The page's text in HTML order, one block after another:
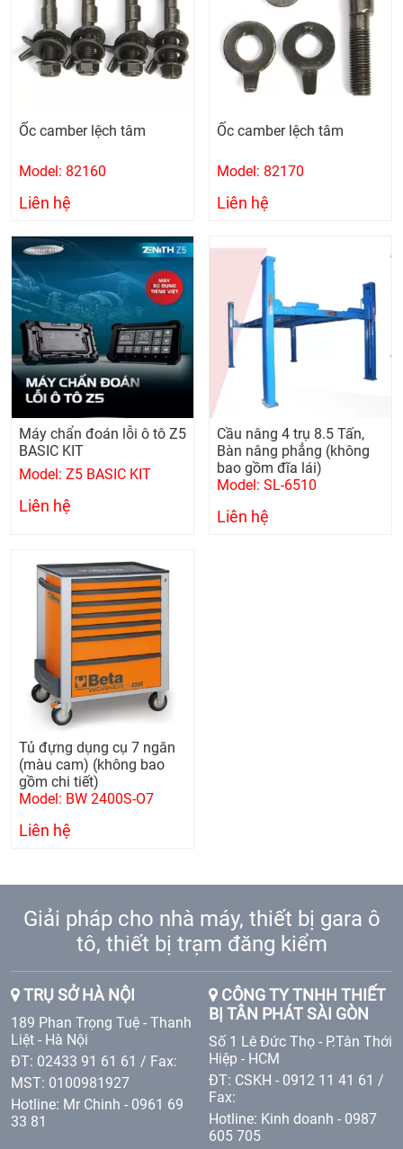
Ốc camber lệch tâm
Model: 82160
Liên hệ
Ốc camber lệch tâm
Model: 82170
Liên hệ
Máy chẩn đoán lỗi ô tô Z5
BASIC KIT
Model: Z5 BASIC KIT
Liên hệ
Cầu nâng 4 trụ 8.5 Tấn,
Bàn nâng phẳng (không
bao gồm đĩa lái)
Model: SL-6510
Liên hệ
Tủ đựng dụng cụ 7 ngăn
(màu cam) (không bao
gồm chi tiết)
Model: BW 2400S-O7
Liên hệ
Giải pháp cho nhà máy, thiết bị gara ô
tô, thiết bị trạm đăng kiểm
TRỤ SỞ HÀ NỘI
189 Phan Trọng Tuệ - Thanh
Liệt - Hà Nội
ĐT: 02433 91 61 61 / Fax:
MST: 0100981927
Hotline: Mr Chinh - 0961 69
33 81
CÔNG TY TNHH THIẾT
BỊ TÂN PHÁT SÀI GÒN
Số 1 Lê Đức Thọ - P.Tân Thới
Hiệp - HCM
ĐT: CSKH - 0912 11 41 61 /
Fax:
Hotline: Kinh doanh - 0987
605 705